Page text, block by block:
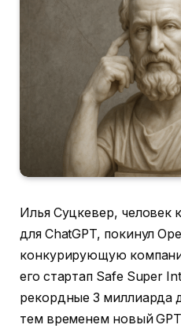
Илья Суцкевер, человек
для ChatGPT, покинул
конкурирующую
его стартап Safe Super
рекордные 3 миллиарда
тем временем новый